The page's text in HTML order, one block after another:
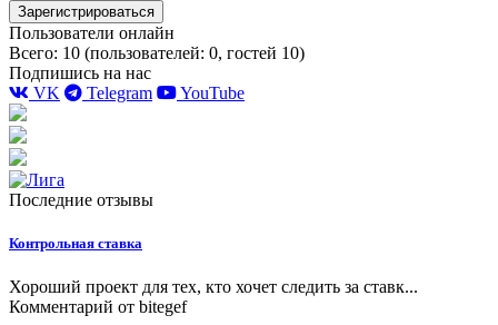
Зарегистрироваться
Пользователи онлайн
Всего: 10 (пользователей: 0, гостей 10)
Подпишись на нас
VK
Telegram YouTube
Последние отзывы
Контрольная ставка
Хороший проект для тех, кто хочет следить за ставк...
Комментарий от bitegef